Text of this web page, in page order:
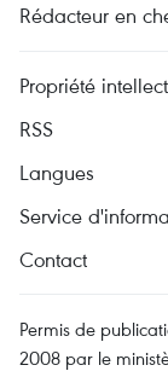
Rédacteur en
Propriété
RSS
Langues
Service
Contact
Permis de
2008 par le